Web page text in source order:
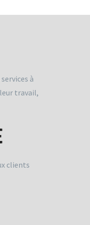
à
travail,
clients